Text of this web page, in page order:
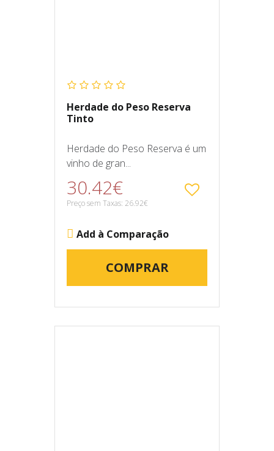
Herdade do Peso Reserva
Tinto
Herdade do Peso Reserva é um
vinho de gran...
30.42€
Preço sem Taxas: 26.92€
Add à Comparação
COMPRAR